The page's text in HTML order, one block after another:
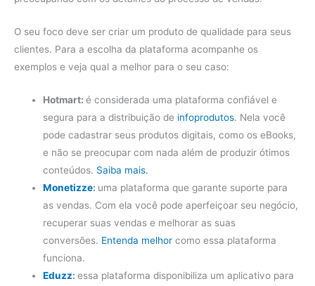
O seu foco deve ser criar um produto de qualidade para seus
clientes. Para a escolha da plataforma acompanhe os
exemplos e veja qual a melhor para o seu caso:
Hotmart:é considerada uma plataforma confiável e
segura para a distribuição de infoprodutos. Nela você
pode cadastrar seus produtos digitais, como os eBooks,
e não se preocupar com nada além de produzir ótimos
conteúdos. Saiba mais.
Monetizze: uma plataforma que garante suporte para
as vendas. Com ela você pode aperfeiçoar seu negócio,
recuperar suas vendas e melhorar as suas
conversões. Entenda melhor como essa plataforma
funciona.
Eduzz:essa plataforma disponibiliza um aplicativo para